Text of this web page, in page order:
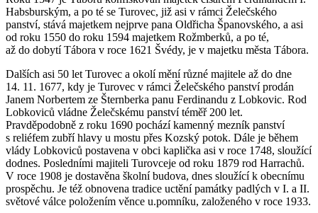
Habsburským, a po té se Turovec, již asi v rámci Želečského
panství, stává majetkem nejprve pana Oldřicha Španovského, a asi
od roku 1550 do roku 1594 majetkem Rožmberků, a po té,
až do dobytí Tábora v roce 1621 Švédy, je v majetku města Tábora.
Dalších asi 50 let Turovec a okolí mění různé majitele až do dne
14. 11. 1677, kdy je Turovec v rámci Želečského panství prodán
Janem Norbertem ze Šternberka panu Ferdinandu z Lobkovic. Rod
Lobkoviců vládne Želečskému panství téměř 200 let.
Pravděpodobně z roku 1690 pochází kamenný mezník panství
s reliéfem zubří hlavy u mostu přes Kozský potok. Dále je během
vlády Lobkoviců postavena v obci kaplička asi v roce 1748, sloužící
dodnes. Posledními majiteli Turovceje od roku 1879 rod Harrachů.
V roce 1908 je dostavěna školní budova, dnes sloužící k obecnímu
prospěchu. Je též obnovena tradice uctění památky padlých v I. a II.
světové válce položením věnce u.pomníku, založeného v roce 1933.